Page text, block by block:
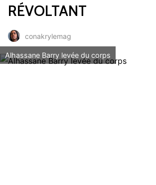
RÉVOLTANT
conakrylemag
Alhassane Barry levée du corps